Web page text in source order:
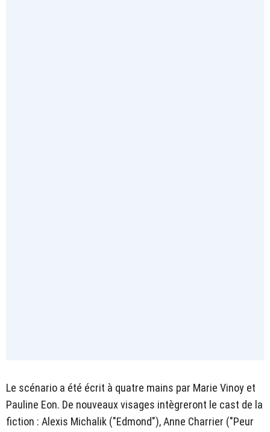
Le scénario a été écrit à quatre mains par Marie Vinoy et
Pauline Eon. De nouveaux visages intègreront le cast de la
fiction : Alexis Michalik ("Edmond"), Anne Charrier ("Peur